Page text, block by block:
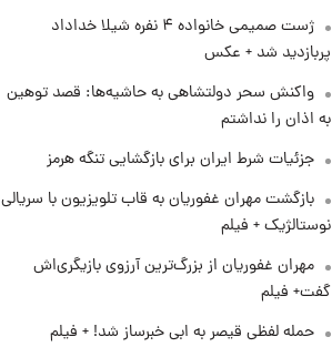
مشخص شدژست صمیمی خانواده ۴ نفره شیلا خداداد
پربازدید شد + عکس
واکنش سحر دولتشاهی به حاشیه‌ها: قصد توهین
به اذان را نداشتم
جزئیات شرط ایران برای بازگشایی تنگه هرمز
بازگشت مهران غفوریان به قاب تلویزیون با سریالی
نوستالژیک + فیلم
مهران غفوریان از بزرگ‌ترین آرزوی بازیگری‌اش
گفت+ فیلم
حمله لفظی قیصر به ابی خبرساز شد! + فیلم